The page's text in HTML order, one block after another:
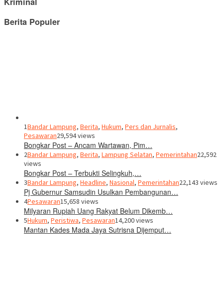
Berita Populer
1Bandar Lampung, Berita, Hukum, Pers dan Jurnalis,
Pesawaran29,594 views
Bongkar Post – Ancam Wartawan, Pim…
2Bandar Lampung, Berita, Lampung Selatan, Pemerintahan22,592
views
Bongkar Post – Terbukti Selingkuh,…
3Bandar Lampung, Headline, Nasional, Pemerintahan22,143 views
Pj Gubernur Samsudin Usulkan Pembangunan…
4Pesawaran15,658 views
Milyaran Rupiah Uang Rakyat Belum Dikemb…
5Hukum, Peristiwa, Pesawaran14,200 views
Mantan Kades Mada Jaya Sutrisna Dijemput…